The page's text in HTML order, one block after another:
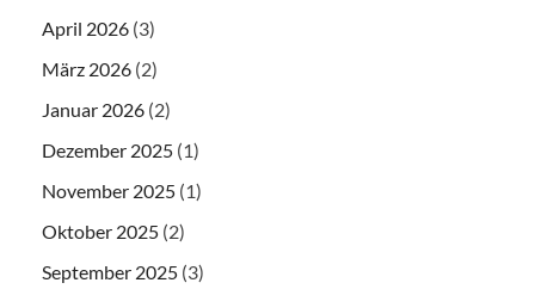
April 2026 (3)
März 2026 (2)
Januar 2026 (2)
Dezember 2025 (1)
November 2025 (1)
Oktober 2025 (2)
September 2025 (3)